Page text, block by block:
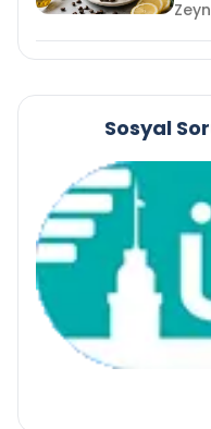
Sosyal